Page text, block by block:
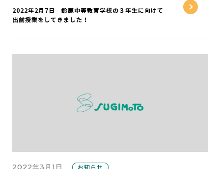
2022年2月7日 鈴鹿中等教育学校の３年生に向けて
出前授業をしてきました！
2022年3月1日
お知らせ